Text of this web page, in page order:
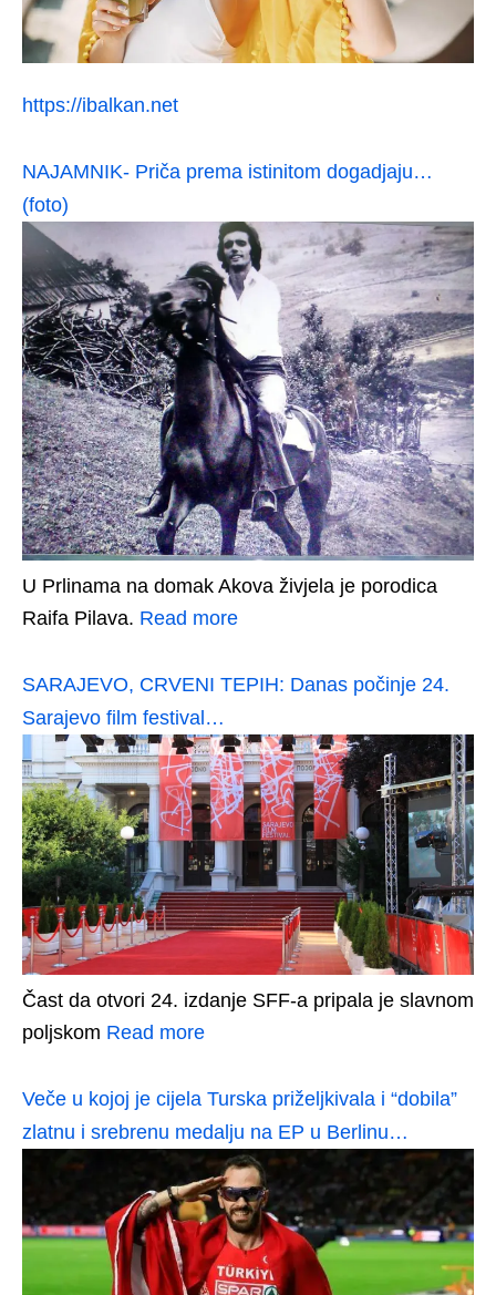
https://ibalkan.net
NAJAMNIK- Priča prema istinitom dogadjaju…
(foto)
U Prlinama na domak Akova živjela je porodica
Raifa Pilava. Read more
SARAJEVO, CRVENI TEPIH: Danas počinje 24.
Sarajevo film festival…
Čast da otvori 24. izdanje SFF-a pripala je slavnom
poljskom Read more
Veče u kojoj je cijela Turska priželjkivala i “dobila”
zlatnu i srebrenu medalju na EP u Berlinu…